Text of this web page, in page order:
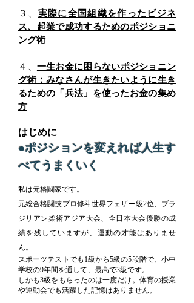
３、 実際に全国組織を作ったビジネ
ス、起業で成功するためのポジショニ
ング術
​４、 一生お金に困らないポジショニン
グ術：みなさんが生きたいように生き
るための「兵法」を使ったお金の集め
方
はじめに
●ポジションを変えれば人生す
べてうまくいく
私は元格闘家です。
元総合格闘技プロ修斗世界フェザー級2位、ブラ
ジリアン柔術アジア大会、全日本大会優勝の成
績を残していますが、運動の才能はありませ
ん。
スポーツテストでも1級から5級の5段階で、小中
学校の9年間を通して、最高で3級です。
しかも3級をもらったのは一度だけ。体育の授業
や運動会でも活躍した記憶はありません。